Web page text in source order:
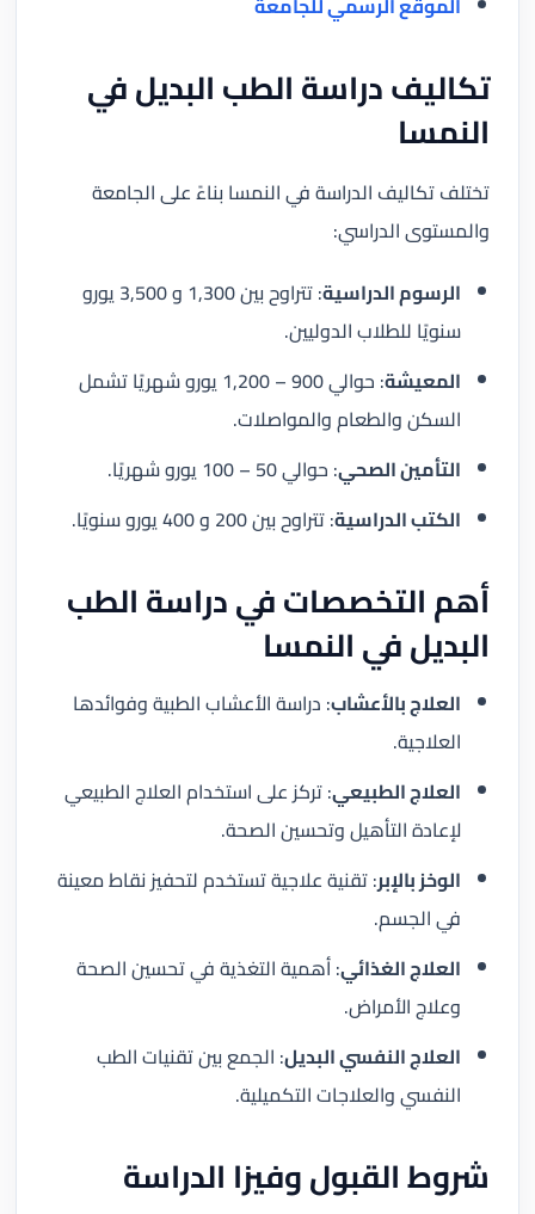
تكاليف دراسة الطب البديل في
النمسا
تختلف تكاليف الدراسة في النمسا بناءً على الجامعة
والمستوى الدراسي:
الرسوم الدراسية
: تتراوح بين 1,300 و 3,500 يورو
سنويًا للطلاب الدوليين.
المعيشة
: حوالي 900 – 1,200 يورو شهريًا تشمل
السكن والطعام والمواصلات.
التأمين الصحي: حوالي 50 – 100 يورو شهريًا.
الكتب الدراسية: تتراوح بين 200 و 400 يورو سنويًا.
أهم التخصصات في دراسة الطب
البديل في النمسا
العلاج بالأعشاب: دراسة الأعشاب الطبية وفوائدها
العلاجية.
العلاج الطبيعي: تركز على استخدام العلاج الطبيعي
لإعادة التأهيل وتحسين الصحة.
الوخز بالإبر: تقنية علاجية تستخدم لتحفيز نقاط معينة
في الجسم.
العلاج الغذائي: أهمية التغذية في تحسين الصحة
وعلاج الأمراض.
العلاج النفسي البديل: الجمع بين تقنيات الطب
النفسي والعلاجات التكميلية.
شروط القبول وفيزا الدراسة